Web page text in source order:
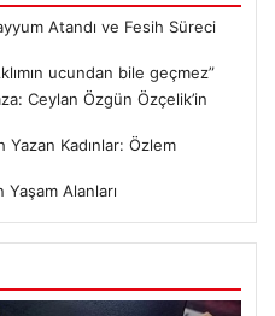
Atandı ve Fesih Süreci
ucundan bile geçmez”
Ceylan Özgün Özçelik’in
Yazan Kadınlar: Özlem
Alanları